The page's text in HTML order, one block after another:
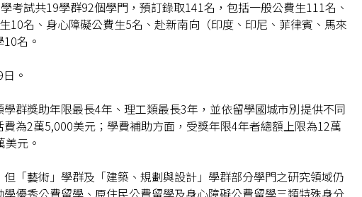
考試共19學群92個學門，預訂錄取141名，包括一般公費生111名、
10名、身心障礙公費生5名、赴新南向（印度、印尼、菲律賓、馬來
名。
。
群獎助年限最長4年、理工類最長3年，並依留學國城市別提供不同
為2萬5,000美元；學費補助方面，受獎年限4年者總額上限為12萬
元。
「藝術」學群及「建築、規劃與設計」學群部分學門之研究領域仍
優秀公費留學、原住民公費留學及身心障礙公費留學三類特殊身分